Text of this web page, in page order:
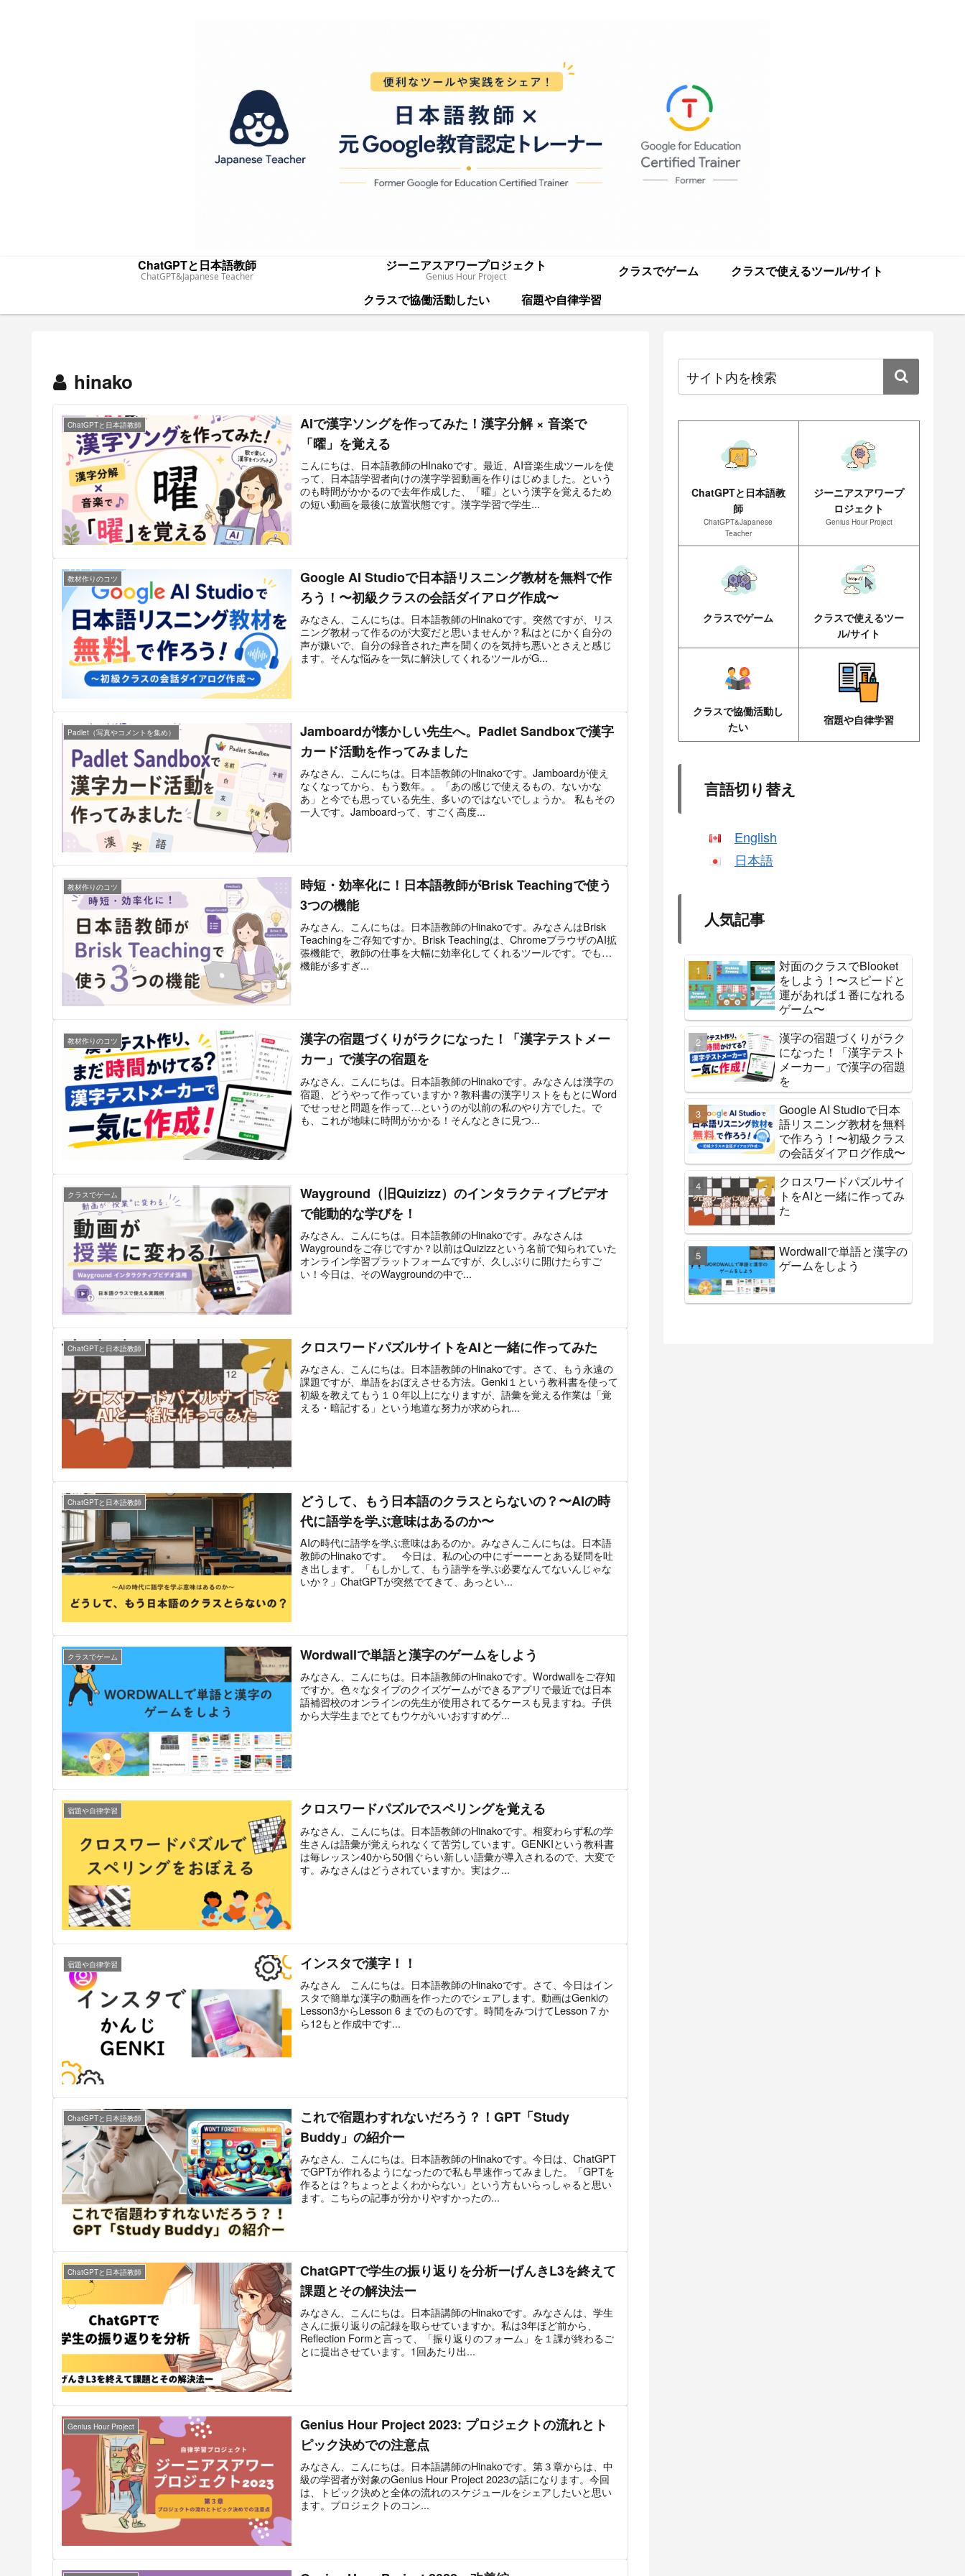
ChatGPTと日本語教師
ChatGPT&Japanese Teacher
ジーニアスアワープロジェクト
Genius Hour Project クラスでゲーム
クラスで使えるツール/サイト
クラスで協働活動したい
宿題や自律学習
hinako
ChatGPTと日本語教師
AIで漢字ソングを作ってみた！漢字分解 × 音楽で
「曜」を覚える
こんにちは、日本語教師のHInakoです。最近、AI音楽生成ツールを使
って、日本語学習者向けの漢字学習動画を作りはじめました。という
のも時間がかかるので去年作成した、「曜」という漢字を覚えるため
の短い動画を最後に放置状態です。漢字学習で学生...
教材作りのコツ
Google AI Studioで日本語リスニング教材を無料で作
ろう！〜初級クラスの会話ダイアログ作成〜
みなさん、こんにちは。日本語教師のHinakoです。突然ですが、リス
ニング教材って作るのが大変だと思いませんか？私はとにかく自分の
声が嫌いで、自分の録音された声を聞くのを気持ち悪いとさえと感じ
ます。そんな悩みを一気に解決してくれるツールがG...
Padlet（写真やコメントを集め）
Jamboardが懐かしい先生へ。Padlet Sandboxで漢字
カード活動を作ってみました
みなさん、こんにちは。日本語教師のHinakoです。Jamboardが使え
なくなってから、もう数年。。「あの感じで使えるもの、ないかな
あ」と今でも思っている先生、多いのではないでしょうか。 私もその
一人です。Jamboardって、すごく高度...
教材作りのコツ
時短・効率化に！日本語教師がBrisk Teachingで使う
3つの機能
みなさん、こんにちは。日本語教師のHinakoです。みなさんはBrisk
Teachingをご存知ですか。Brisk Teachingは、ChromeブラウザのAI拡
張機能で、教師の仕事を大幅に効率化してくれるツールです。でも…
機能が多すぎ...
教材作りのコツ
漢字の宿題づくりがラクになった！「漢字テストメー
カー」で漢字の宿題を
みなさん、こんにちは。日本語教師のHinakoです。みなさんは漢字の
宿題、どうやって作っていますか？教科書の漢字リストをもとにWord
でせっせと問題を作って…というのが以前の私のやり方でした。で
も、これが地味に時間がかかる！そんなときに見つ...
クラスでゲーム
Wayground（旧Quizizz）のインタラクティブビデオ
で能動的な学びを！
みなさん、こんにちは。日本語教師のHinakoです。みなさんは
Waygroundをご存じですか？以前はQuizizzという名前で知られていた
オンライン学習プラットフォームですが、久しぶりに開けたらすご
い！今日は、そのWaygroundの中で...
ChatGPTと日本語教師 クロスワードパズルサイトをAIと一緒に作ってみた
みなさん、こんにちは。日本語教師のHinakoです。さて、もう永遠の
課題ですが、単語をおぼえさせる方法。Genki１という教科書を使って
初級を教えてもう１０年以上になりますが、語彙を覚える作業は「覚
える・暗記する」という地道な努力が求められ...
ChatGPTと日本語教師
どうして、もう日本語のクラスとらないの？〜AIの時
代に語学を学ぶ意味はあるのか〜
AIの時代に語学を学ぶ意味はあるのか。みなさんこんにちは。日本語
教師のHinakoです。 今日は、私の心の中にずーーーとある疑問を吐
き出します。「もしかして、もう語学を学ぶ必要なんてないんじゃな
いか？」ChatGPTが突然でてきて、あっとい...
クラスでゲーム Wordwallで単語と漢字のゲームをしよう
みなさん、こんにちは。日本語教師のHinakoです。Wordwallをご存知
ですか。色々なタイプのクイズゲームができるアプリで最近では日本
語補習校のオンラインの先生が使用されてるケースも見ますね。子供
から大学生までとてもウケがいいおすすめゲ...
宿題や自律学習 クロスワードパズルでスペリングを覚える
みなさん、こんにちは。日本語教師のHinakoです。相変わらず私の学
生さんは語彙が覚えられなくて苦労しています。GENKIという教科書
は毎レッスン40から50個ぐらい新しい語彙が導入されるので、大変で
す。みなさんはどうされていますか。実はク...
宿題や自律学習 インスタで漢字！！
みなさん こんにちは。日本語教師のHinakoです。さて、今日はイン
スタで簡単な漢字の動画を作ったのでシェアします。動画はGenkiの
Lesson3からLesson 6 までのものです。時間をみつけてLesson 7 か
ら12もと作成中です...
ChatGPTと日本語教師
これで宿題わすれないだろう？！GPT「Study
Buddy」の紹介ー
みなさん、こんにちは。日本語教師のHinakoです。今日は、ChatGPT
でGPTが作れるようになったので私も早速作ってみました。「GPTを
作るとは？ちょっとよくわからない」という方もいらっしゃると思い
ます。こちらの記事が分かりやすかったの...
ChatGPTと日本語教師
ChatGPTで学生の振り返りを分析ーげんきL3を終えて
課題とその解決法ー
みなさん、こんにちは。日本語講師のHinakoです。みなさんは、学生
さんに振り返りの記録を取らせていますか。私は3年ほど前から、
Reflection Formと言って、「振り返りのフォーム」を１課が終わるご
とに提出させています。1回あたり出...
Genius Hour Project
Genius Hour Project 2023: プロジェクトの流れとト
ピック決めでの注意点
みなさん、こんにちは。日本語講師のHinakoです。第３章からは、中
級の学習者が対象のGenius Hour Project 2023の話になります。今回
は、トピック決めと全体の流れのスケジュールをシェアしたいと思い
ます。プロジェクトのコン...
ChatGPTと日本語教
師
ChatGPT&Japanese
Teacher
ジーニアスアワープ
ロジェクト
Genius Hour Project
クラスでゲーム
クラスで使えるツー
ル/サイト
クラスで協働活動し
たい
宿題や自律学習
言語切り替え
English
日本語
人気記事
対面のクラスでBlooket
をしよう！〜スピードと
運があれば１番になれる
ゲーム〜
漢字の宿題づくりがラク
になった！「漢字テスト
メーカー」で漢字の宿題
を
Google AI Studioで日本
語リスニング教材を無料
で作ろう！〜初級クラス
の会話ダイアログ作成〜
クロスワードパズルサイ
トをAIと一緒に作ってみ
た
Wordwallで単語と漢字の
ゲームをしよう